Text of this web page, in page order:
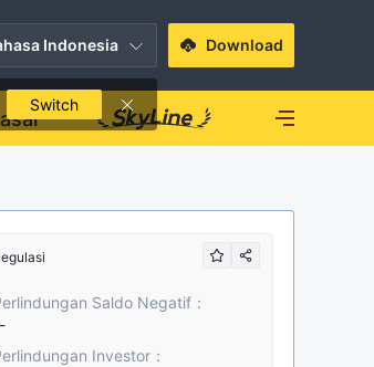
Indonesia
Switch
Download
Saldo Negatif：
Investor：